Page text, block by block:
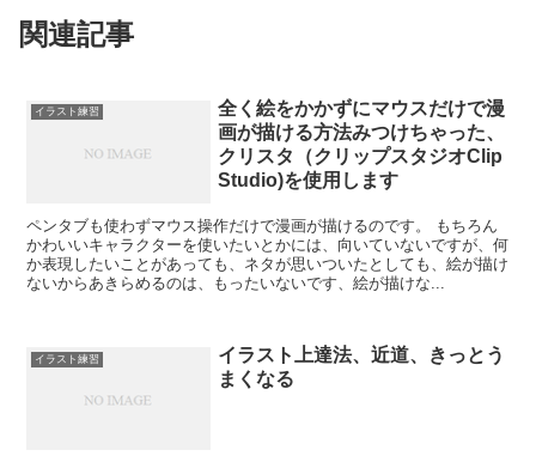
関連記事
イラスト練習
全く絵をかかずにマウスだけで漫
画が描ける方法みつけちゃった、
クリスタ（クリップスタジオClip
Studio)を使用します
ペンタブも使わずマウス操作だけで漫画が描けるのです。 もちろん
かわいいキャラクターを使いたいとかには、向いていないですが、何
か表現したいことがあっても、ネタが思いついたとしても、絵が描け
ないからあきらめるのは、もったいないです、絵が描けな...
イラスト練習
イラスト上達法、近道、きっとう
まくなる